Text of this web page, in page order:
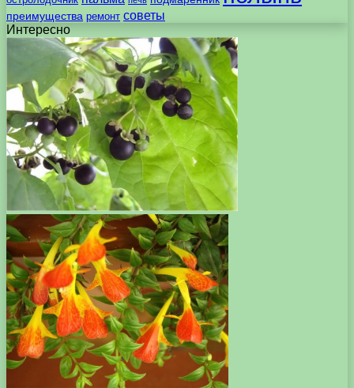
преимущества ремонт советы
Интересно